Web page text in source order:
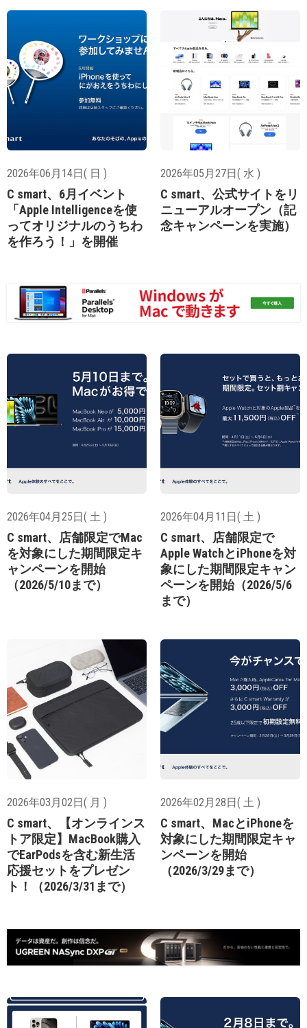
2026年06月14日( 日 )
C smart、6月イベント
「Apple Intelligenceを使
ってオリジナルのうちわ
を作ろう！」を開催
2026年05月27日( 水 )
C smart、公式サイトをリ
ニューアルオープン（記
念キャンペーンを実施）
2026年04月25日( 土 )
C smart、店舗限定でMac
を対象にした期間限定キ
ャンペーンを開始
（2026/5/10まで）
2026年04月11日( 土 )
C smart、店舗限定で
Apple WatchとiPhoneを対
象にした期間限定キャン
ペーンを開始（2026/5/6
まで）
2026年03月02日( 月 )
C smart、【オンラインス
トア限定】MacBook購入
でEarPodsを含む新生活
応援セットをプレゼン
ト！（2026/3/31まで）
2026年02月28日( 土 )
C smart、MacとiPhoneを
対象にした期間限定キャ
ンペーンを開始
（2026/3/29まで）